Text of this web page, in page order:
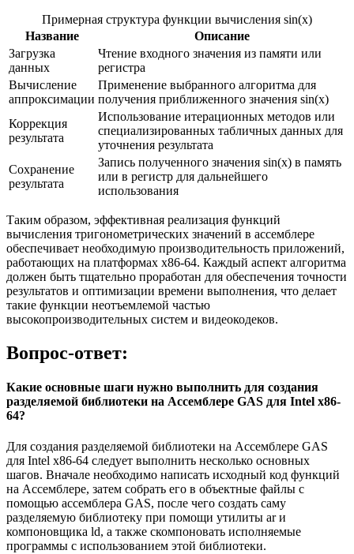
Примерная структура функции вычисления sin(x)
Название
Описание
Загрузка
данных
Чтение входного значения из памяти или
регистра
Вычисление
аппроксимации
Применение выбранного алгоритма для
получения приближенного значения sin(x)
Коррекция
результата
Использование итерационных методов или
специализированных табличных данных для
уточнения результата
Сохранение
результата
Запись полученного значения sin(x) в память
или в регистр для дальнейшего
использования
Таким образом, эффективная реализация функций
вычисления тригонометрических значений в ассемблере
обеспечивает необходимую производительность приложений,
работающих на платформах x86-64. Каждый аспект алгоритма
должен быть тщательно проработан для обеспечения точности
результатов и оптимизации времени выполнения, что делает
такие функции неотъемлемой частью
высокопроизводительных систем и видеокодеков.
Вопрос-ответ:
Какие основные шаги нужно выполнить для создания
разделяемой библиотеки на Ассемблере GAS для Intel x86-
64?
Для создания разделяемой библиотеки на Ассемблере GAS
для Intel x86-64 следует выполнить несколько основных
шагов. Вначале необходимо написать исходный код функций
на Ассемблере, затем собрать его в объектные файлы с
помощью ассемблера GAS, после чего создать саму
разделяемую библиотеку при помощи утилиты ar и
компоновщика ld, а также скомпоновать исполняемые
программы с использованием этой библиотеки.